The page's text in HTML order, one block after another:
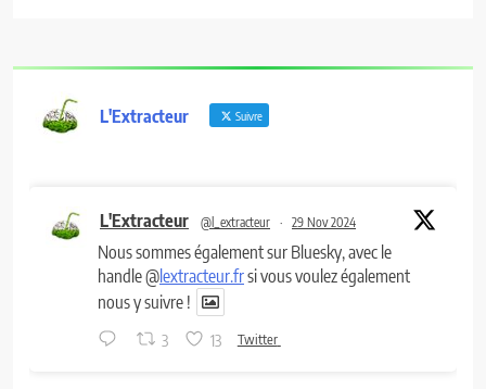
L'Extracteur Suivre
L'Extracteur @l_extracteur · 29 Nov 2024
Nous sommes également sur Bluesky, avec le
handle @lextracteur.frsi vous voulez également
nous y suivre !
3 13 Twitter